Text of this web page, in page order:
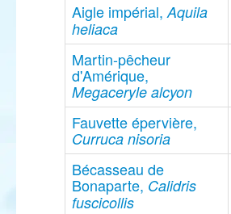
Aigle impérial,Aquila
heliaca
Martin-pêcheur
d'Amérique,
Megaceryle alcyon
Fauvette épervière,
Curruca nisoria
Bécasseau de
Bonaparte, Calidris
fuscicollis